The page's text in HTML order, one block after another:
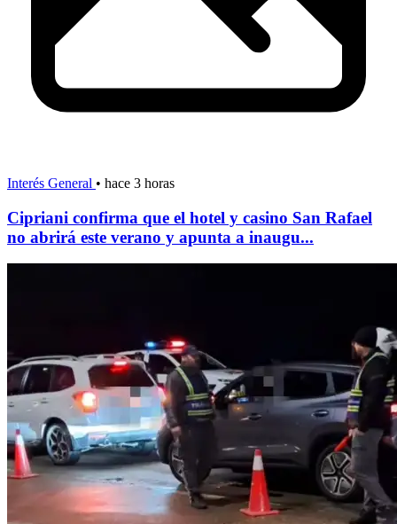
Interés General • hace 3 horas
Cipriani confirma que el hotel y casino San Rafael
no abrirá este verano y apunta a inaugu...